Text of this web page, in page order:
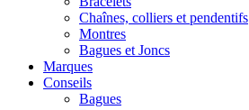
Chaînes, colliers et pendentifs
Montres
Bagues et Joncs
Marques
Conseils
Bagues